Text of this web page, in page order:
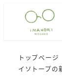
トップページ
イソトープ